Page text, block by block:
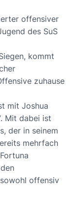
offensiver
des SuS
kommt
zuhause
mit Joshua
Mit dabei ist
der in seinem
mehrfach
offensiv